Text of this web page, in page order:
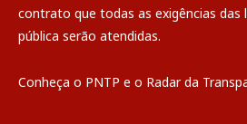
contrato que todas as exigências das
pública serão atendidas.
Conheça o PNTP e o Radar da